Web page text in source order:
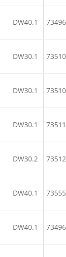
DW40.1
DW30.1
DW30.1
DW30.1
DW30.2
DW40.1
DW40.1